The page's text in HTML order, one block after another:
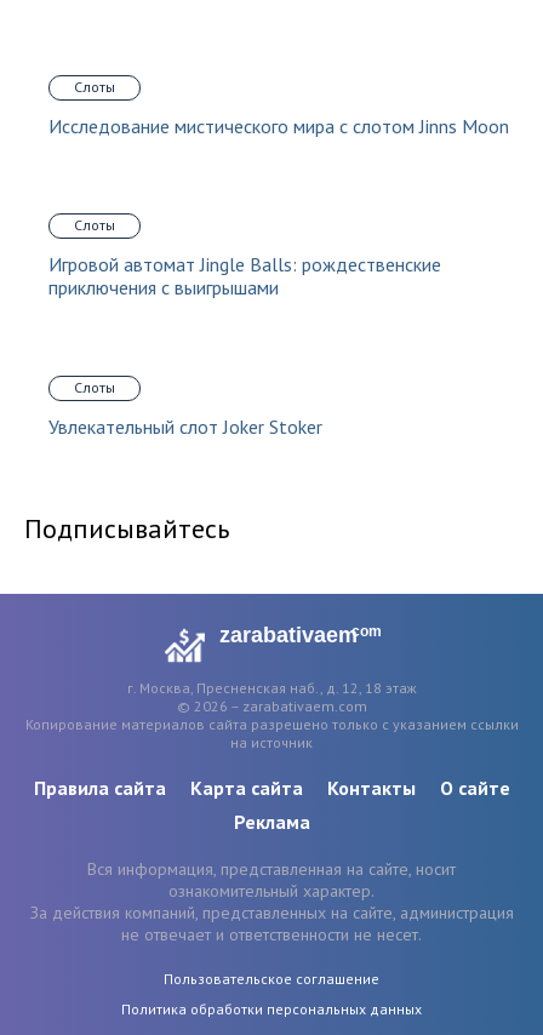
Слоты
Исследование мистического мира с слотом Jinns Moon
Слоты
Игровой автомат Jingle Balls: рождественские
приключения с выигрышами
Слоты
Увлекательный слот Joker Stoker
Подписывайтесь
zarabativaemcom
г. Москва, Пресненская наб., д. 12, 18 этаж
© 2026 – zarabativaem.com
Копирование материалов сайта разрешено только с указанием ссылки
на источник
Правила сайта Карта сайта Контакты
О сайте
Реклама
Вся информация, представленная на сайте, носит
ознакомительный характер.
За действия компаний, представленных на сайте, администрация
не отвечает и ответственности не несет.
Пользовательское соглашение
Политика обработки персональных данных